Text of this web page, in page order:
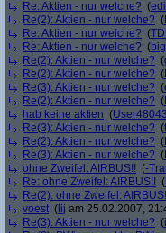
Re: Aktien - nur welche? (
Re(2): Aktien - nur welche? (
Re: Aktien - nur welche? (TDI
Re: Aktien - nur welche? (
Re(2): Aktien - nur welche? (
Re(2): Aktien - nur welche? (
Re(3): Aktien - nur welche? (
Re(2): Aktien - nur welche? (
hab keine aktien (User48043
Re(3): Aktien - nur welche? (
Re(2): Aktien - nur welche? (
Re(3): Aktien - nur welche? (
ohne Zweifel: AIRBUS!! (-
Re: ohne Zweifel: AIRBUS!! (
Re(2): ohne Zweifel:
voest ( lij am 25.02.2007,
Re(3): Aktien - nur welche? (